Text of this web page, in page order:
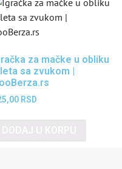
za mačke u obliku
sa zvukom |
RSD